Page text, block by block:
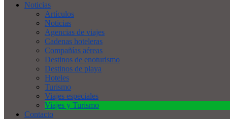
Noticias
Artículos
Noticias
Agencias de viajes
Cadenas hoteleras
Compañías aéreas
Destinos de enoturismo
Destinos de playa
Hoteles
Turismo
Viajes especiales
Viajes y Turismo
Contacto